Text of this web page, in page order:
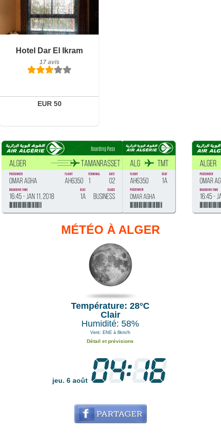
Hotel Dar El Ikram
17 avis
EUR 50
Réserver
MÉTÉO À ALGER
Température: 28°C
Clair
Humidité: 58%
Vent: ENE à 8km/h
Détail et prévisions
jeu. 6 août